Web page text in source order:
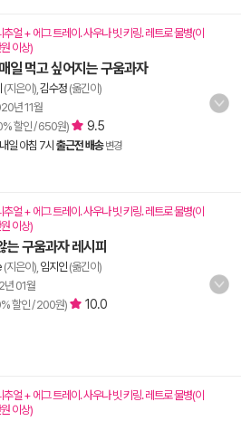
얼 + 에그 트레이. 사우나 빗 키링. 레트로 물병(이
이상)
일 먹고 싶어지는 구움과자
(지은이), 김수정 (옮긴이)
년 11월
할인 / 650원) 9.5
내일 아침 7시 출근전 배송 변경
얼 + 에그 트레이. 사우나 빗 키링. 레트로 물병(이
이상)
는 구움과자 레시피
(지은이), 임지인 (옮긴이)
01월
할인 / 200원)
10.0
얼 + 에그 트레이. 사우나 빗 키링. 레트로 물병(이
이상)